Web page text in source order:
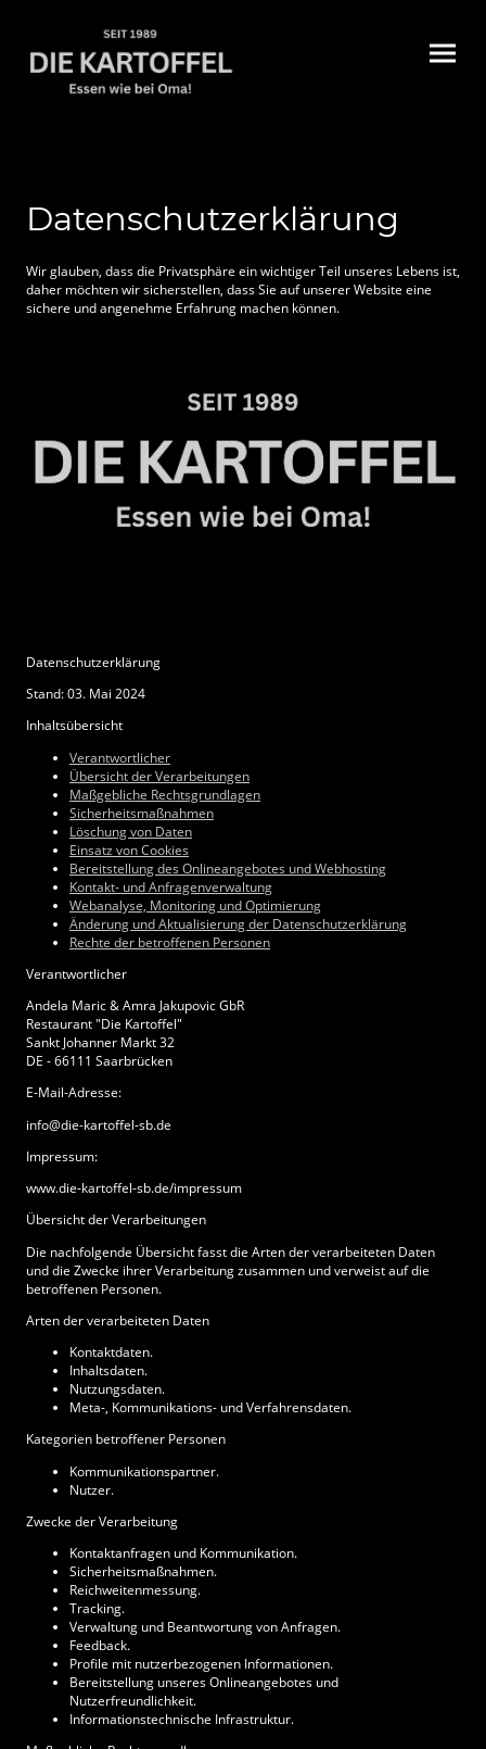
Datenschutzerklärung
Wir glauben, dass die Privatsphäre ein wichtiger Teil unseres Lebens ist,
daher möchten wir sicherstellen, dass Sie auf unserer Website eine
sichere und angenehme Erfahrung machen können.
Datenschutzerklärung
Stand: 03. Mai 2024
Inhaltsübersicht
Verantwortlicher
Übersicht der Verarbeitungen
Maßgebliche Rechtsgrundlagen
Sicherheitsmaßnahmen
Löschung von Daten
Einsatz von Cookies
Bereitstellung des Onlineangebotes und Webhosting
Kontakt- und Anfragenverwaltung
Webanalyse, Monitoring und Optimierung
Änderung und Aktualisierung der Datenschutzerklärung
Rechte der betroffenen Personen
Verantwortlicher
Andela Maric & Amra Jakupovic GbR
Restaurant "Die Kartoffel"
Sankt Johanner Markt 32
DE - 66111 Saarbrücken
E-Mail-Adresse:
info@die-kartoffel-sb.de
Impressum:
www.die-kartoffel-sb.de/impressum
Übersicht der Verarbeitungen
Die nachfolgende Übersicht fasst die Arten der verarbeiteten Daten
und die Zwecke ihrer Verarbeitung zusammen und verweist auf die
betroffenen Personen.
Arten der verarbeiteten Daten
Kontaktdaten.
Inhaltsdaten.
Nutzungsdaten.
Meta-, Kommunikations- und Verfahrensdaten.
Kategorien betroffener Personen
Kommunikationspartner.
Nutzer.
Zwecke der Verarbeitung
Kontaktanfragen und Kommunikation.
Sicherheitsmaßnahmen.
Reichweitenmessung.
Tracking.
Verwaltung und Beantwortung von Anfragen.
Feedback.
Profile mit nutzerbezogenen Informationen.
Bereitstellung unseres Onlineangebotes und
Nutzerfreundlichkeit.
Informationstechnische Infrastruktur.